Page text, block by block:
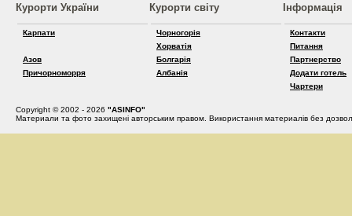
Курорти України
Карпати
Азов
Причорноморря
Курорти світу
Чорногорія
Хорватія
Болгарія
Албанія
Інформація
Контакти
Питання
Партнерство
Додати готель
Чартери
Copyright © 2002 - 2026 "ASINFO"
Материали та фото захищені авторським правом. Використання материалів без